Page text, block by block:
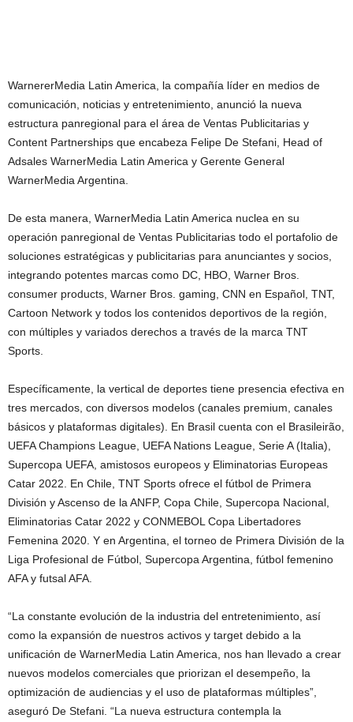
WarnererMedia Latin America, la compañía líder en medios de
comunicación, noticias y entretenimiento, anunció la nueva
estructura panregional para el área de Ventas Publicitarias y
Content Partnerships que encabeza Felipe De Stefani, Head of
Adsales WarnerMedia Latin America y Gerente General
WarnerMedia Argentina.
De esta manera, WarnerMedia Latin America nuclea en su
operación panregional de Ventas Publicitarias todo el portafolio de
soluciones estratégicas y publicitarias para anunciantes y socios,
integrando potentes marcas como DC, HBO, Warner Bros.
consumer products, Warner Bros. gaming, CNN en Español, TNT,
Cartoon Network y todos los contenidos deportivos de la región,
con múltiples y variados derechos a través de la marca TNT
Sports.
Específicamente, la vertical de deportes tiene presencia efectiva en
tres mercados, con diversos modelos (canales premium, canales
básicos y plataformas digitales). En Brasil cuenta con el Brasileirão,
UEFA Champions League, UEFA Nations League, Serie A (Italia),
Supercopa UEFA, amistosos europeos y Eliminatorias Europeas
Catar 2022. En Chile, TNT Sports ofrece el fútbol de Primera
División y Ascenso de la ANFP, Copa Chile, Supercopa Nacional,
Eliminatorias Catar 2022 y CONMEBOL Copa Libertadores
Femenina 2020. Y en Argentina, el torneo de Primera División de la
Liga Profesional de Fútbol, Supercopa Argentina, fútbol femenino
AFA y futsal AFA.
“La constante evolución de la industria del entretenimiento, así
como la expansión de nuestros activos y target debido a la
unificación de WarnerMedia Latin America, nos han llevado a crear
nuevos modelos comerciales que priorizan el desempeño, la
optimización de audiencias y el uso de plataformas múltiples”,
aseguró De Stefani. “La nueva estructura contempla la